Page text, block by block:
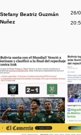
Stefany Beatriz Guzmán
Nuñez
26/